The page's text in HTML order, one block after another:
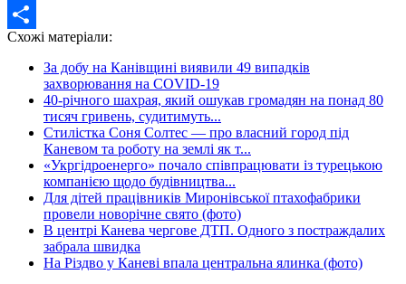
Twitter
Share
Схожі матеріали:
За добу на Канівщині виявили 49 випадків
захворювання на COVID-19
40-річного шахрая, який ошукав громадян на понад 80
тисяч гривень, судитимуть...
Стилістка Соня Солтес — про власний город під
Каневом та роботу на землі як т...
«Укргідроенерго» почало співпрацювати із турецькою
компанією щодо будівництва...
Для дітей працівників Миронівської птахофабрики
провели новорічне свято (фото)
В центрі Канева чергове ДТП. Одного з постраждалих
забрала швидка
На Різдво у Каневі впала центральна ялинка (фото)